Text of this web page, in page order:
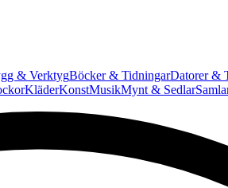
& VerktygBöcker & TidningarDatorer &
KläderKonstMusikMynt & Sedlar